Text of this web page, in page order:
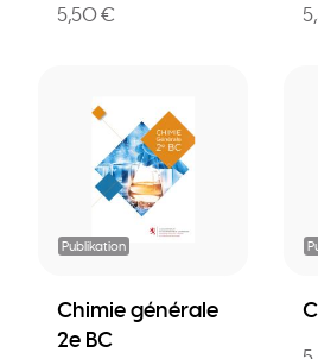
5,50 €
Publikation
Chimie générale
2e BC